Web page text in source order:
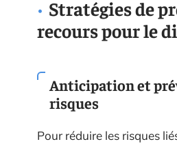
Stratégies de
recours pour le
Anticipation et
risques
Pour réduire les risques